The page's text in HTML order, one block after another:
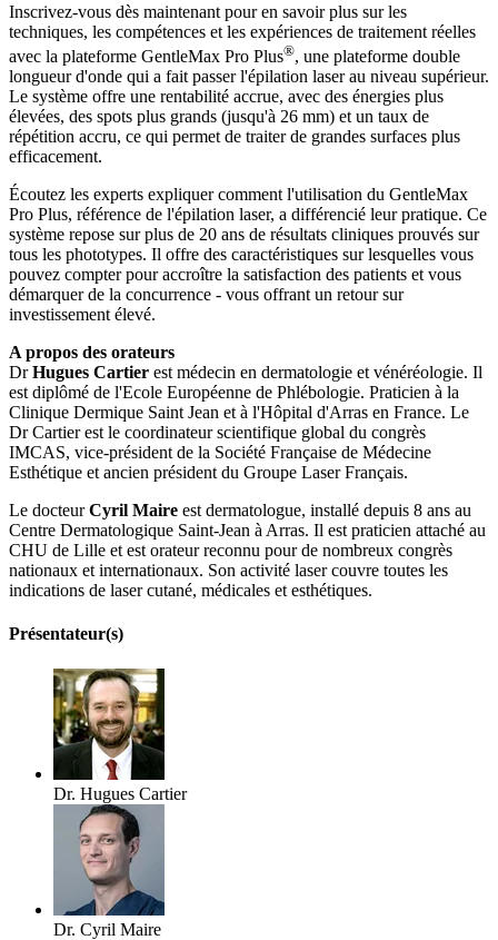
Inscrivez-vous dès maintenant pour en savoir plus sur les
techniques, les compétences et les expériences de traitement réelles
avec la plateforme GentleMax Pro Plus®, une plateforme double
longueur d'onde qui a fait passer l'épilation laser au niveau supérieur.
Le système offre une rentabilité accrue, avec des énergies plus
élevées, des spots plus grands (jusqu'à 26 mm) et un taux de
répétition accru, ce qui permet de traiter de grandes surfaces plus
efficacement.
Écoutez les experts expliquer comment l'utilisation du GentleMax
Pro Plus, référence de l'épilation laser, a différencié leur pratique. Ce
système repose sur plus de 20 ans de résultats cliniques prouvés sur
tous les phototypes. Il offre des caractéristiques sur lesquelles vous
pouvez compter pour accroître la satisfaction des patients et vous
démarquer de la concurrence - vous offrant un retour sur
investissement élevé.
A propos des orateurs
DrHugues Cartier est médecin en dermatologie et vénéréologie. Il
est diplômé de l'Ecole Européenne de Phlébologie. Praticien à la
Clinique Dermique Saint Jean et à l'Hôpital d'Arras en France. Le
Dr Cartier est le coordinateur scientifique global du congrès
IMCAS, vice-président de la Société Française de Médecine
Esthétique et ancien président du Groupe Laser Français.
Le docteurCyril Maire est dermatologue, installé depuis 8 ans au
Centre Dermatologique Saint-Jean à Arras. Il est praticien attaché au
CHU de Lille et est orateur reconnu pour de nombreux congrès
nationaux et internationaux. Son activité laser couvre toutes les
indications de laser cutané, médicales et esthétiques.
Présentateur(s)
Dr. Hugues Cartier
Dr. Cyril Maire